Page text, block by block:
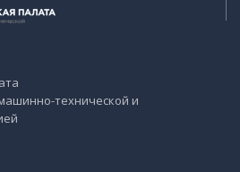
технической и